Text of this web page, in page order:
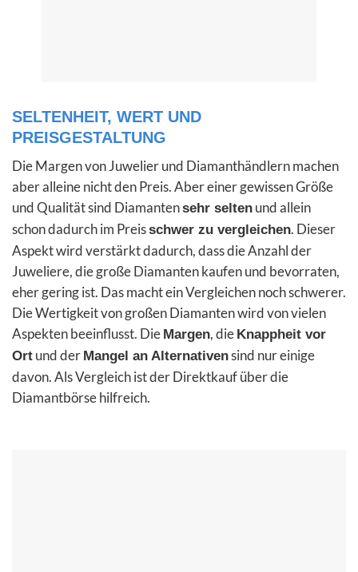
SELTENHEIT, WERT UND
PREISGESTALTUNG
Die Margen von Juwelier und Diamanthändlern machen
aber alleine nicht den Preis. Aber einer gewissen Größe
und Qualität sind Diamantensehr selten und allein
schon dadurch im Preisschwer zu vergleichen. Dieser
Aspekt wird verstärkt dadurch, dass die Anzahl der
Juweliere, die große Diamanten kaufen und bevorraten,
eher gering ist. Das macht ein Vergleichen noch schwerer.
Die Wertigkeit von großen Diamanten wird von vielen
Aspekten beeinflusst. Die Margen, die Knappheit vor
Ort und der Mangel an Alternativensind nur einige
davon. Als Vergleich ist der Direktkauf über die
Diamantbörse hilfreich.